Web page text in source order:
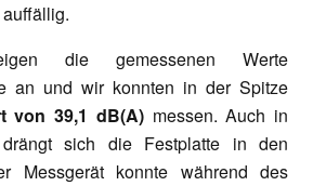
die gemessenen Werte
an und wir konnten in der Spitze
von 39,1 dB(A)messen. Auch in
sich die Festplatte in den
Messgerät konnte während des